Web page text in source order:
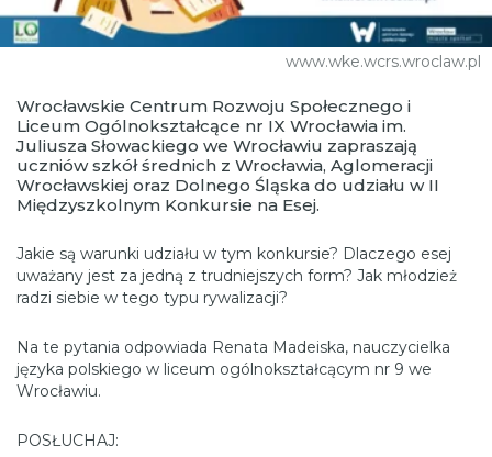
www.wke.wcrs.wroclaw.pl
Wrocławskie Centrum Rozwoju Społecznego i
Liceum Ogólnokształcące nr IX Wrocławia im.
Juliusza Słowackiego we Wrocławiu zapraszają
uczniów szkół średnich z Wrocławia, Aglomeracji
Wrocławskiej oraz Dolnego Śląska do udziału w II
Międzyszkolnym Konkursie na Esej.
Jakie są warunki udziału w tym konkursie? Dlaczego esej
uważany jest za jedną z trudniejszych form? Jak młodzież
radzi siebie w tego typu rywalizacji?
Na te pytania odpowiada Renata Madeiska, nauczycielka
języka polskiego w liceum ogólnokształcącym nr 9 we
Wrocławiu.
POSŁUCHAJ: